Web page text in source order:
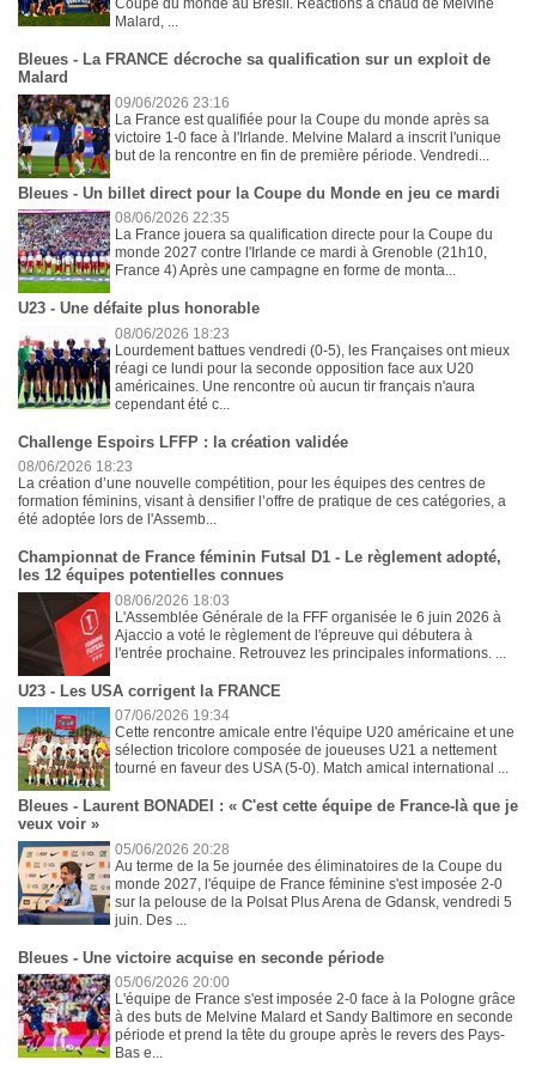
Coupe du monde au Brésil. Réactions à chaud de Melvine
Malard, ...
Bleues - La FRANCE décroche sa qualification sur un exploit de
Malard
09/06/2026 23:16
La France est qualifiée pour la Coupe du monde après sa
victoire 1-0 face à l'Irlande. Melvine Malard a inscrit l'unique
but de la rencontre en fin de première période. Vendredi...
Bleues - Un billet direct pour la Coupe du Monde en jeu ce mardi
08/06/2026 22:35
La France jouera sa qualification directe pour la Coupe du
monde 2027 contre l'Irlande ce mardi à Grenoble (21h10,
France 4) Après une campagne en forme de monta...
U23 - Une défaite plus honorable
08/06/2026 18:23
Lourdement battues vendredi (0-5), les Françaises ont mieux
réagi ce lundi pour la seconde opposition face aux U20
américaines. Une rencontre où aucun tir français n'aura
cependant été c...
Challenge Espoirs LFFP : la création validée
08/06/2026 18:23
La création d’une nouvelle compétition, pour les équipes des centres de
formation féminins, visant à densifier l’offre de pratique de ces catégories, a
été adoptée lors de l'Assemb...
Championnat de France féminin Futsal D1 - Le règlement adopté,
les 12 équipes potentielles connues
08/06/2026 18:03
L'Assemblée Générale de la FFF organisée le 6 juin 2026 à
Ajaccio a voté le règlement de l'épreuve qui débutera à
l'entrée prochaine. Retrouvez les principales informations. ...
U23 - Les USA corrigent la FRANCE
07/06/2026 19:34
Cette rencontre amicale entre l'équipe U20 américaine et une
sélection tricolore composée de joueuses U21 a nettement
tourné en faveur des USA (5-0). Match amical international ...
Bleues - Laurent BONADEI : « C'est cette équipe de France-là que je
veux voir »
05/06/2026 20:28
Au terme de la 5e journée des éliminatoires de la Coupe du
monde 2027, l'équipe de France féminine s'est imposée 2-0
sur la pelouse de la Polsat Plus Arena de Gdansk, vendredi 5
juin. Des ...
Bleues - Une victoire acquise en seconde période
05/06/2026 20:00
L'équipe de France s'est imposée 2-0 face à la Pologne grâce
à des buts de Melvine Malard et Sandy Baltimore en seconde
période et prend la tête du groupe après le revers des Pays-
Bas e...